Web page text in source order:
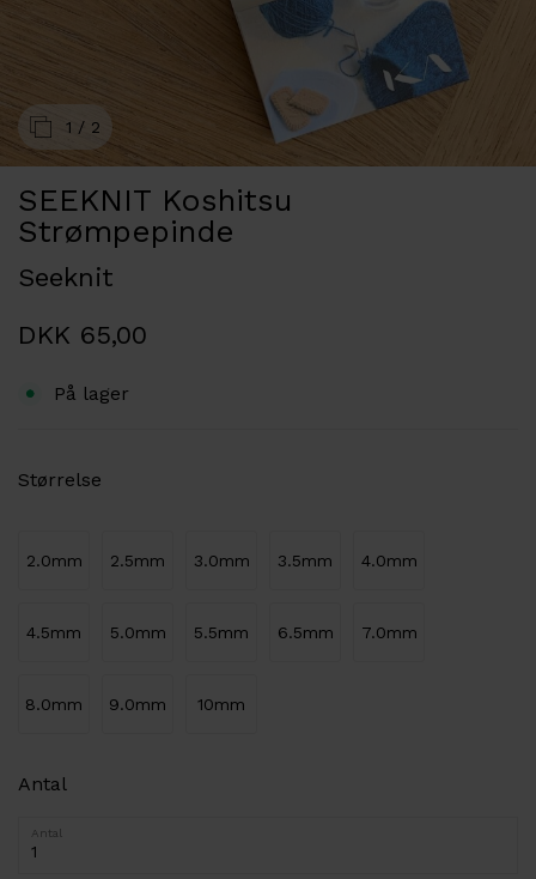
1 / 2
SEEKNIT Koshitsu
Strømpepinde
Seeknit
DKK 65,00
På lager
Størrelse
2.0mm 2.5mm 3.0mm 3.5mm 4.0mm
4.5mm 5.0mm 5.5mm 6.5mm 7.0mm
8.0mm 9.0mm 10mm
Antal
Antal